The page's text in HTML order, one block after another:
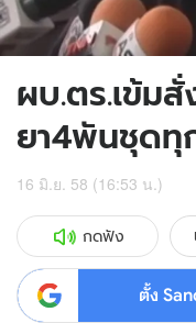
ผบ.ตร.เข้ม
ยา4พันชุดทุ
16 มิ.ย. 58 (16:53 น.)
กดฟัง
ตั้ง